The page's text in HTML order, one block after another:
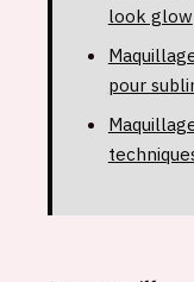
look glow
pour